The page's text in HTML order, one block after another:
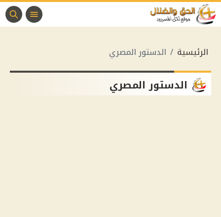
الرئيسية الدستور المصري
الدستور المصري